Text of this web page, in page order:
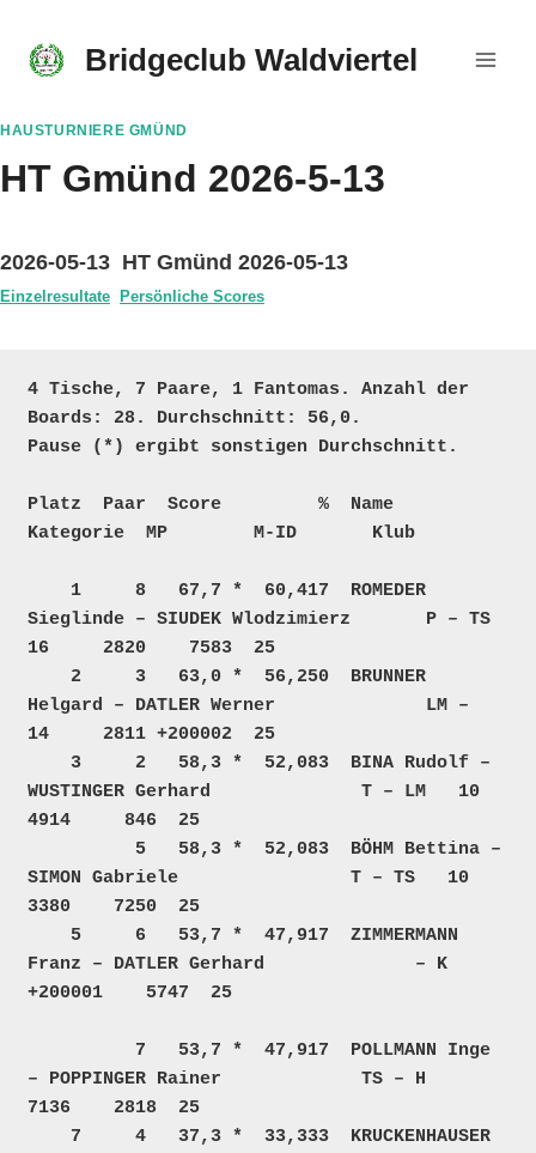
content
Bridgeclub Waldviertel
HAUSTURNIERE GMÜND
HT Gmünd 2026-5-13
2026-05-13 HT Gmünd 2026-05-13
Einzelresultate Persönliche Scores
4 Tische, 7 Paare, 1 Fantomas. Anzahl der
Boards: 28. Durchschnitt: 56,0.
Pause (*) ergibt sonstigen Durchschnitt.
Platz  Paar  Score         %  Name
Kategorie  MP        M-ID       Klub
Sieglinde – SIUDEK Wlodzimierz       P – TS
16     2820    7583  25
Helgard – DATLER Werner              LM –
14     2811 +200002  25
WUSTINGER Gerhard              T – LM   10
4914     846  25
SIMON Gabriele                T – TS   10
3380    7250  25
Franz – DATLER Gerhard              – K
+200001    5747  25
– POPPINGER Rainer             TS – H
7136    2818  25